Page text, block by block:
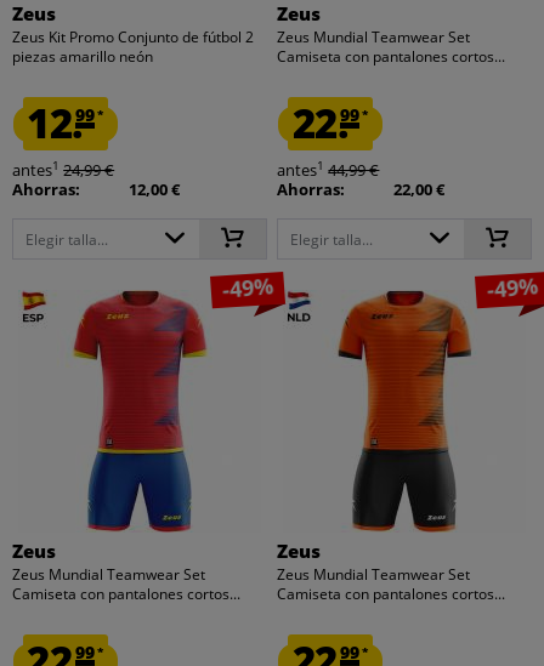
Zeus
Zeus Kit Promo Conjunto de fútbol 2
piezas amarillo neón
12.99*
antes1 24,99 €
Ahorras:
12,00 €
Elegir talla...
Zeus
Zeus Mundial Teamwear Set
Camiseta con pantalones cortos...
22.99*
antes1 44,99 €
Ahorras:
22,00 €
Elegir talla...
-49%
Zeus
Zeus Mundial Teamwear Set
Camiseta con pantalones cortos...
99*
-49%
Zeus
Zeus Mundial Teamwear Set
Camiseta con pantalones cortos...
99*